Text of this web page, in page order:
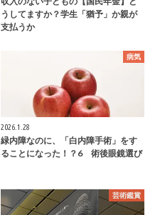
うしてますか？学生「猶予」か親が
支払うか
病気
2026.1.28
緑内障なのに、「白内障手術」をす
ることになった！？6 術後眼鏡選び
芸術鑑賞